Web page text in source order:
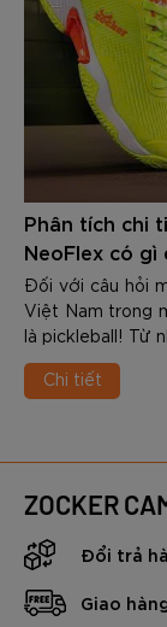
Phân tích chi
NeoFlex có gì
Đối với câu hỏi
Việt Nam trong
là pickleball! Từ
đấu chuyên
ngày càng tăng
và thi đấu.
Nắm bắt được
dòng giày
riêng cho
cùng khả năng
phân khúc tầm
nhà Sóc đang
Chi tiết
ZOCKER
Đổi trả
Giao